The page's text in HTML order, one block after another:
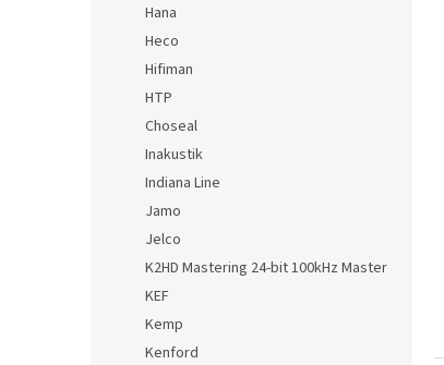
Hana
Heco
Hifiman
HTP
Choseal
Inakustik
Indiana Line
Jamo
Jelco
K2HD Mastering 24-bit 100kHz Master
KEF
Kemp
Kenford